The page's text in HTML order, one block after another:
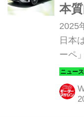
本
レ
り
2025
日本
ーペ
「
価格
（